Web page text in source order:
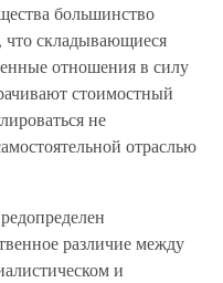
большинство
складывающиеся
отношения в силу
стоимостный
не
отраслью
различие между
и